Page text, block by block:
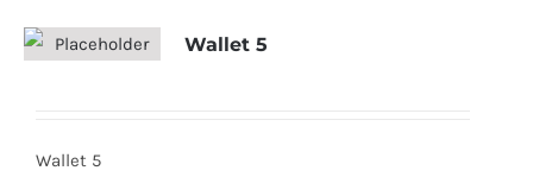
Wallet 5
Wallet 5